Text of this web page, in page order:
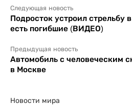
Следующая новость
Подросток устроил стрельбу
есть погибшие (ВИДЕО)
Предыдущая новость
Автомобиль с человеческим
в Москве
Новости мира